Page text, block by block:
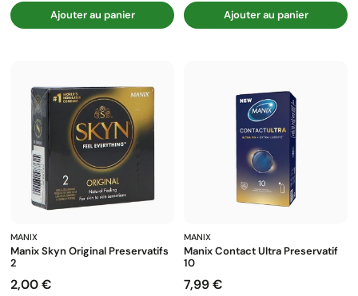
Ajouter au panier Ajouter au panier
MANIX
Manix Skyn Original Preservatifs
2
Prix
2,00 €
MANIX
Manix Contact Ultra Preservatif
10
Prix
7,99 €